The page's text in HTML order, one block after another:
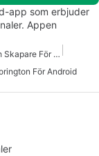
app som erbjuder
Appen
Ringsignal Klippare Och Skapare För Android
För Android